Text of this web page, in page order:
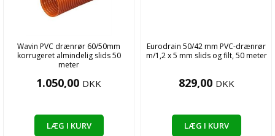
Wavin PVC drænrør 60/50mm
korrugeret almindelig slids 50
meter
1.050,00 DKK
LÆG I KURV
Eurodrain 50/42 mm PVC-drænrør
m/1,2 x 5 mm slids og filt, 50 meter
829,00 DKK
LÆG I KURV